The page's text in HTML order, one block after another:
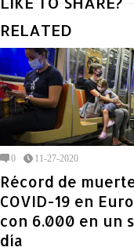
RELATED
0 11-27-2020
Récord de
COVID-19 en
con 6.000 en un
día